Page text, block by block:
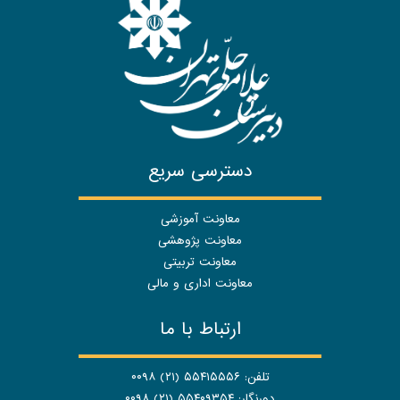
دسترسی سریع
معاونت آموزشی
معاونت پژوهشی
معاونت تربیتی
معاونت اداری و مالی
ارتباط با ما
تلفن: ۵۵۴۱۵۵۵۶ (۲۱) ۰۰۹۸